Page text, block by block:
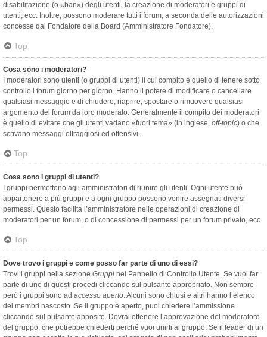
disabilitazione (o «ban») degli utenti, la creazione di moderatori e gruppi di
utenti, ecc. Inoltre, possono moderare tutti i forum, a seconda delle autorizzazioni
concesse dal Fondatore della Board (Amministratore Fondatore).
Top
Cosa sono i moderatori?
I moderatori sono utenti (o gruppi di utenti) il cui compito è quello di tenere sotto
controllo i forum giorno per giorno. Hanno il potere di modificare o cancellare
qualsiasi messaggio e di chiudere, riaprire, spostare o rimuovere qualsiasi
argomento del forum da loro moderato. Generalmente il compito dei moderatori
è quello di evitare che gli utenti vadano «fuori tema» (in inglese, off-topic) o che
scrivano messaggi oltraggiosi ed offensivi.
Top
Cosa sono i gruppi di utenti?
I gruppi permettono agli amministratori di riunire gli utenti. Ogni utente può
appartenere a più gruppi e a ogni gruppo possono venire assegnati diversi
permessi. Questo facilita l’amministratore nelle operazioni di creazione di
moderatori per un forum, o di concessione di permessi per un forum privato, ecc.
Top
Dove trovo i gruppi e come posso far parte di uno di essi?
Trovi i gruppi nella sezione Gruppi nel Pannello di Controllo Utente. Se vuoi far
parte di uno di questi procedi cliccando sul pulsante appropriato. Non sempre
però i gruppi sono ad accesso aperto. Alcuni sono chiusi e altri hanno l’elenco
dei membri nascosto. Se il gruppo è aperto, puoi chiedere l’ammissione
cliccando sul pulsante apposito. Dovrai ottenere l’approvazione del moderatore
del gruppo, che potrebbe chiederti perché vuoi unirti al gruppo. Se il leader di un